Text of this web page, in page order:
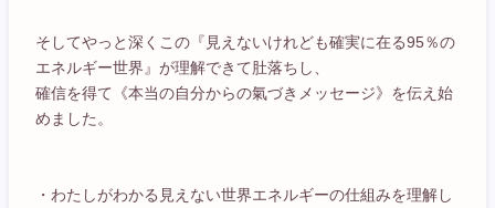
そしてやっと深くこの『見えないけれども確実に在る95％の
エネルギー世界』が理解できて肚落ちし、
確信を得て《本当の自分からの氣づきメッセージ》を伝え始
めました。
・わたしがわかる見えない世界エネルギーの仕組みを理解し